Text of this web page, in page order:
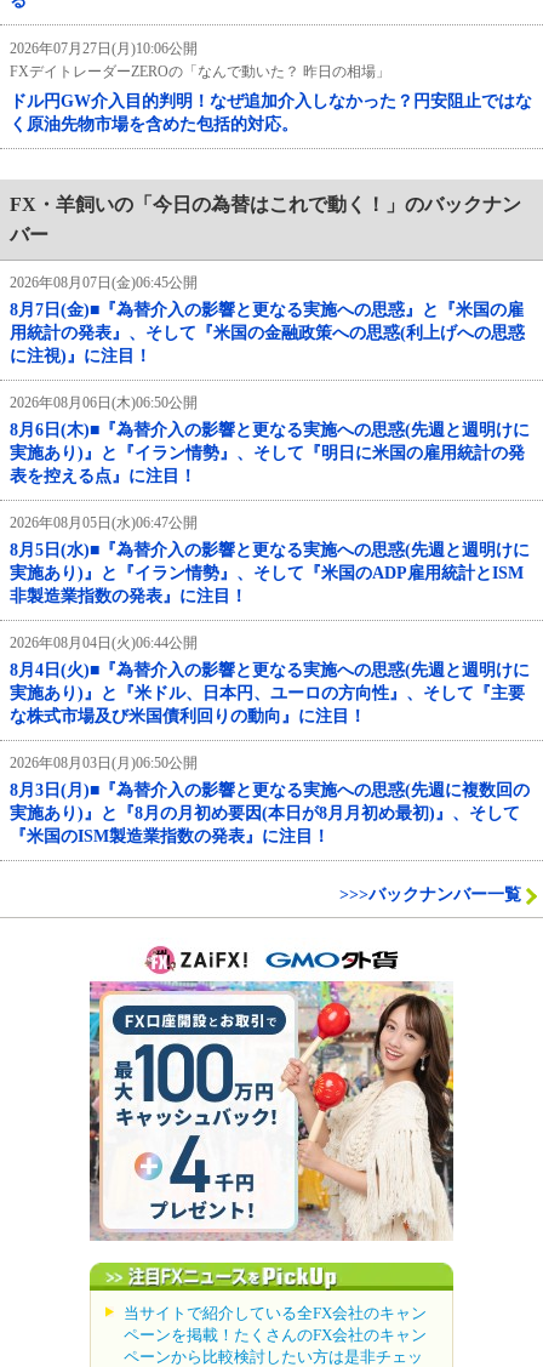
2026年07月27日(月)10:06公開
FXデイトレーダーZEROの「なんで動いた？ 昨日の相場」
ドル円GW介入目的判明！なぜ追加介入しなかった？円安阻止ではな
く原油先物市場を含めた包括的対応。
FX・羊飼いの「今日の為替はこれで動く！」のバックナン
バー
2026年08月07日(金)06:45公開
8月7日(金)■『為替介入の影響と更なる実施への思惑』と『米国の雇
用統計の発表』、そして『米国の金融政策への思惑(利上げへの思惑
に注視)』に注目！
2026年08月06日(木)06:50公開
8月6日(木)■『為替介入の影響と更なる実施への思惑(先週と週明けに
実施あり)』と『イラン情勢』、そして『明日に米国の雇用統計の発
表を控える点』に注目！
2026年08月05日(水)06:47公開
8月5日(水)■『為替介入の影響と更なる実施への思惑(先週と週明けに
実施あり)』と『イラン情勢』、そして『米国のADP雇用統計とISM
非製造業指数の発表』に注目！
2026年08月04日(火)06:44公開
8月4日(火)■『為替介入の影響と更なる実施への思惑(先週と週明けに
実施あり)』と『米ドル、日本円、ユーロの方向性』、そして『主要
な株式市場及び米国債利回りの動向』に注目！
2026年08月03日(月)06:50公開
8月3日(月)■『為替介入の影響と更なる実施への思惑(先週に複数回の
実施あり)』と『8月の月初め要因(本日が8月月初め最初)』、そして
『米国のISM製造業指数の発表』に注目！
>>>バックナンバー一覧
当サイトで紹介している全FX会社のキャン
ペーンを掲載！たくさんのFX会社のキャン
ペーンから比較検討したい方は是非チェッ